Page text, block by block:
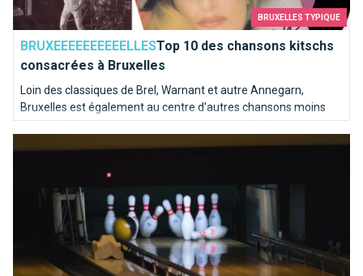
BRUXELLES TYPIQUE
BRUXEEEEEEEEEELLESTop 10 des chansons kitschs
consacrées à Bruxelles
Loin des classiques de Brel, Warnant et autre Annegarn,
Bruxelles est également au centre d'autres chansons moins
connues. Nous avons poussé une pièce dans le juke-box de la
Une partie de bowling ? Strikez les pistes bruxelloises !